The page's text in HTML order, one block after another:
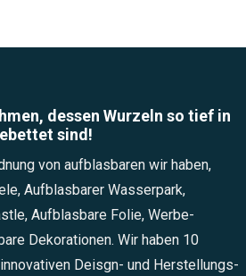
dessen Wurzeln so tief in
sind!
von aufblasbaren wir haben,
Aufblasbarer Wasserpark,
Aufblasbare Folie, Werbe-
Dekorationen. Wir haben 10
Deisgn- und Herstellungs-